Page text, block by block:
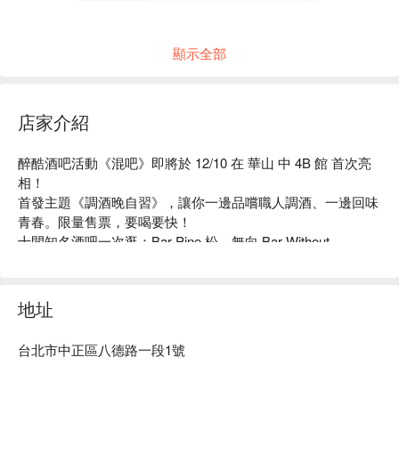
✨十酒吧齊溜，喜歡哪間喝哪間✨
顯示全部
店家介紹
醉酷酒吧活動《混吧》即將於 12/10 在 華山 中 4B 館 首次亮
相！
首發主題《調酒晚自習》，讓你一邊品嚐職人調酒、一邊回味
青春。限量售票，要喝要快！
十間知名酒吧一次逛：Bar Pine 松、無向 Bar Without、
Beyond、unDer lab。（順序依照英文字母排列）
放學前，整點敲鐘就敬你一杯免費特調，記得早來早享受。
地址
台北市中正區八德路一段1號